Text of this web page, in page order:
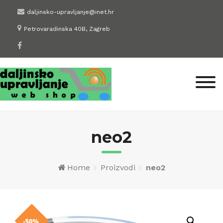
content
daljinsko-upravljanje@inet.hr
Petrovaradinska 40B, Zagreb
neo2
Home Proizvodi neo2